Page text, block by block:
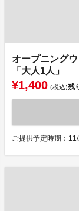
オープニング
「大人1人」
¥1,400 (税込)残
ご提供予定時期：